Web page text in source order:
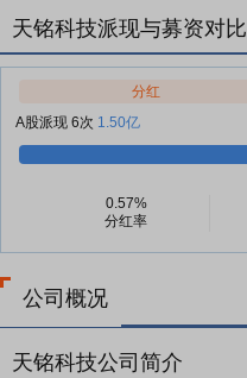
天铭科技派现与募资对比
分红
A股派现 6次 1.50亿
0.57%
分红率
公司概况
天铭科技公司简介